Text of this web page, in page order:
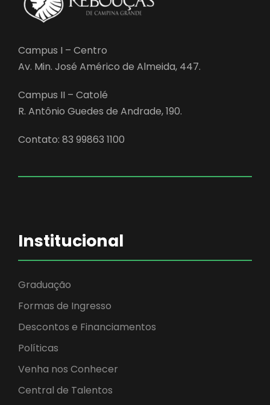
Campus I – Centro
Av. Min. José Américo de Almeida, 447.
Campus II – Catolé
R. Antônio Guedes de Andrade, 190.
Contato: 83 99863 1100
Institucional
Graduação
Formas de Ingresso
Descontos e Financiamentos
Políticas
Venha nos Conhecer
Central de Talentos